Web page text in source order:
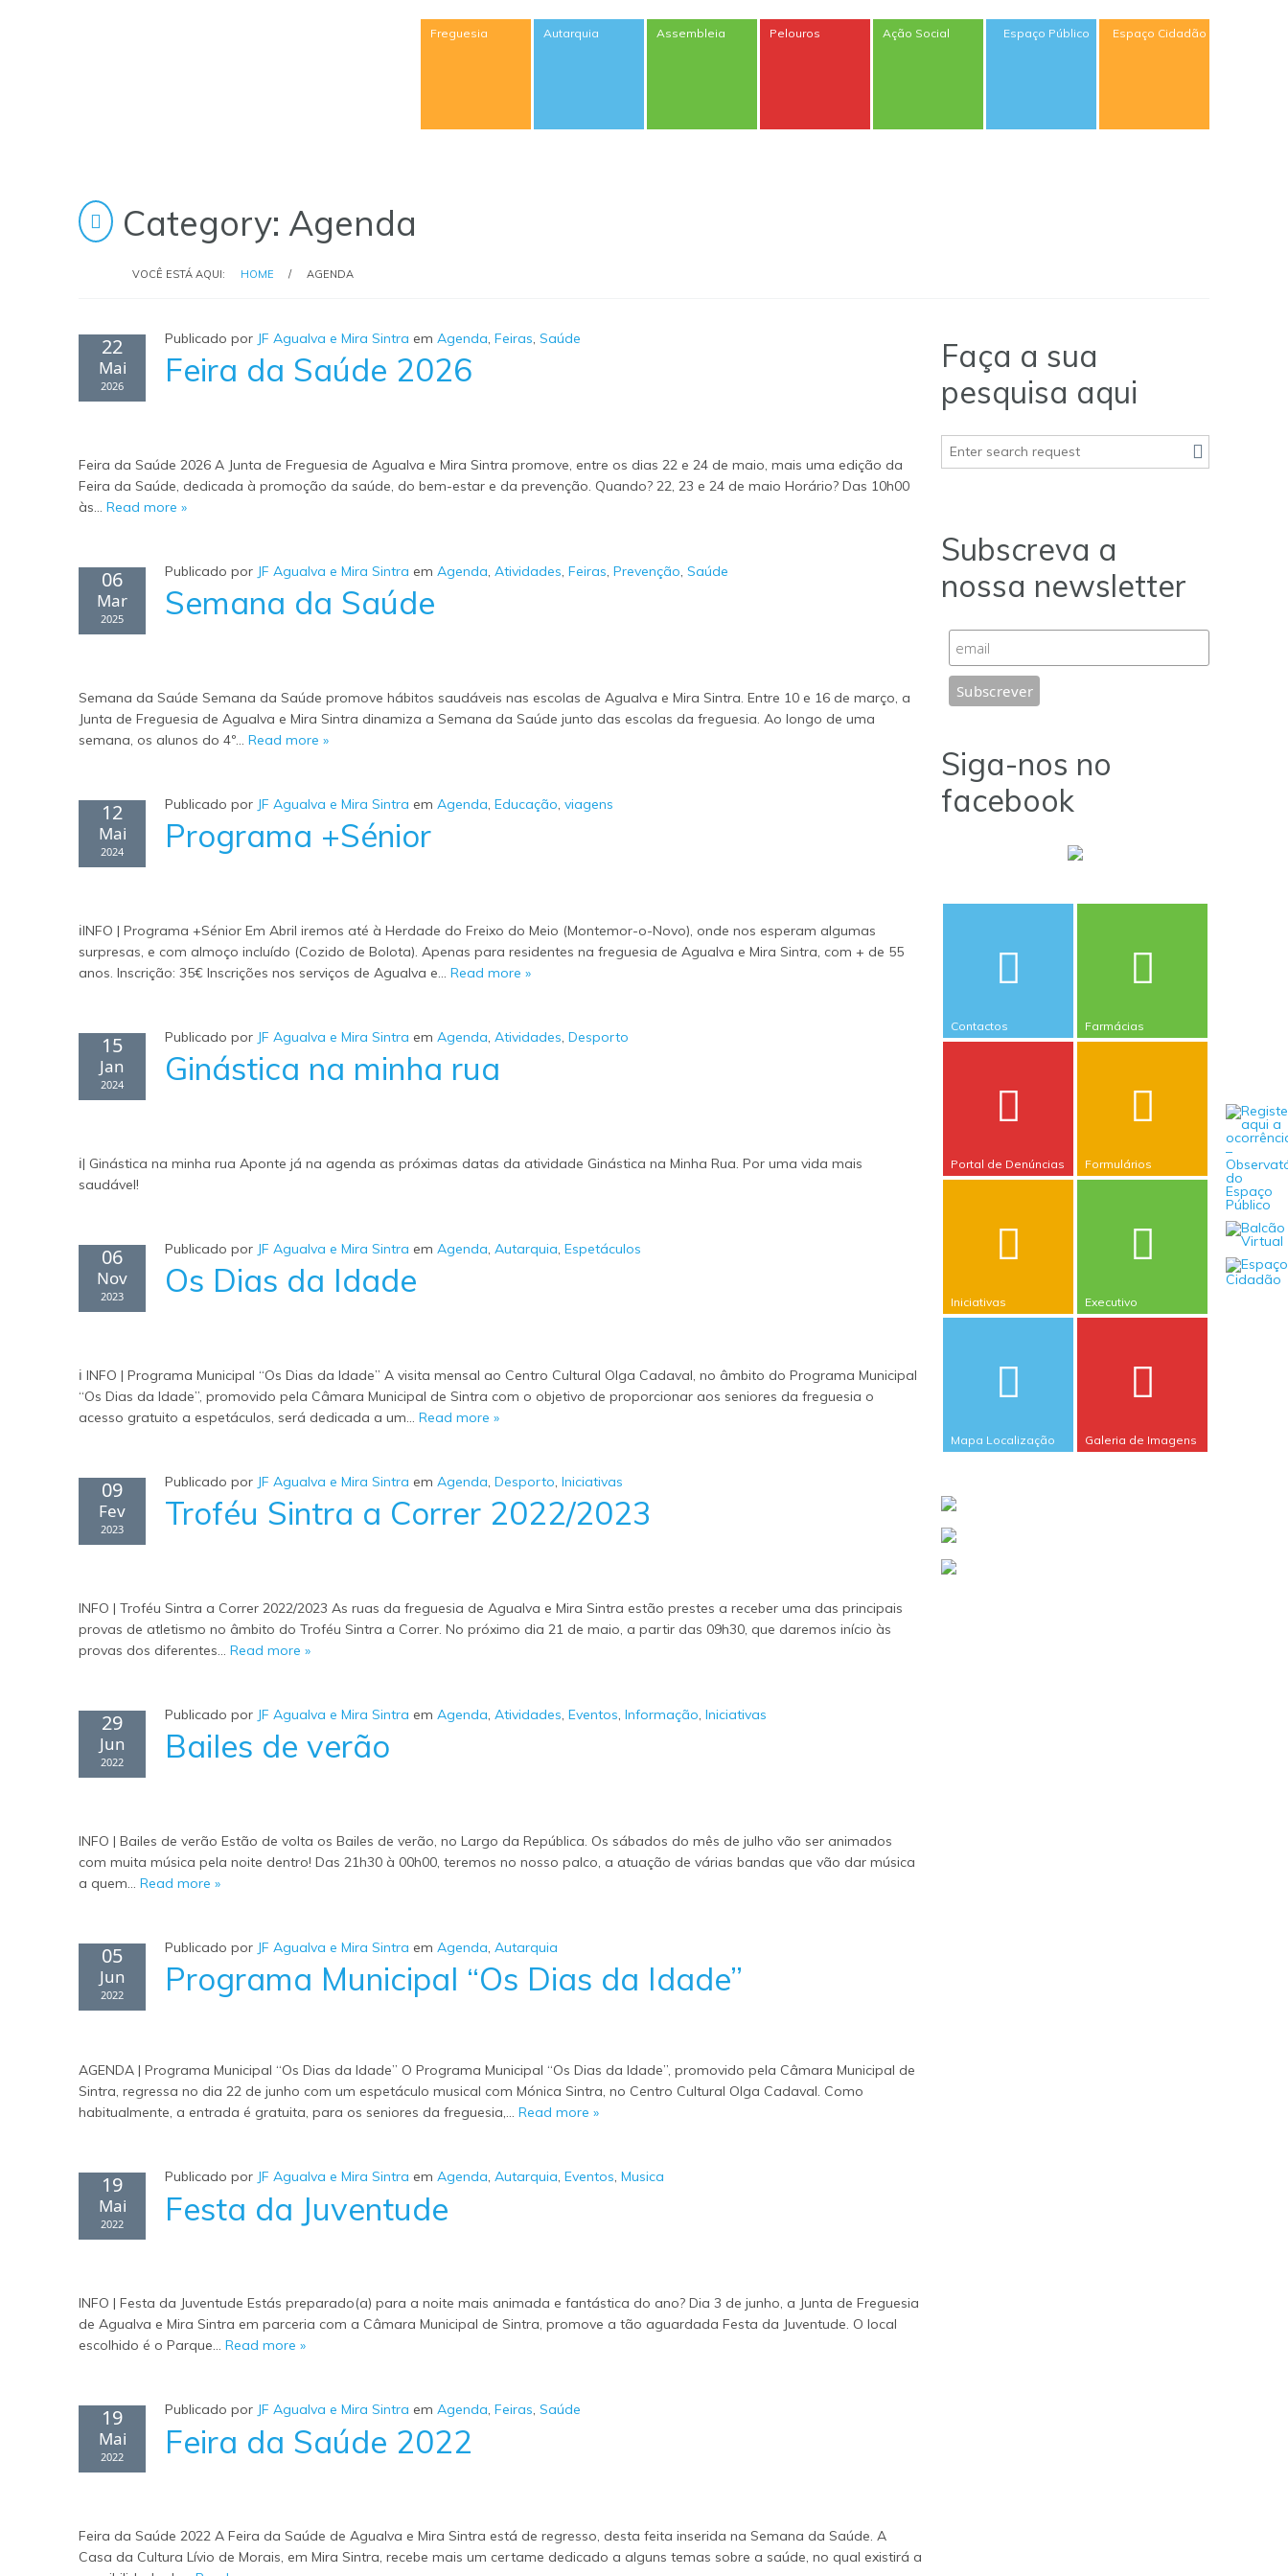
Freguesia Autarquia Assembleia Pelouros Ação Social Espaço Público Espaço Cidadão
Category: Agenda
VOCÊ ESTÁ AQUI: HOME / AGENDA
22
Mai
2026
Publicado por JF Agualva e Mira Sintra em Agenda, Feiras, Saúde
Feira da Saúde 2026
Feira da Saúde 2026 A Junta de Freguesia de Agualva e Mira Sintra promove, entre os dias 22 e 24 de maio, mais uma edição da
Feira da Saúde, dedicada à promoção da saúde, do bem-estar e da prevenção. Quando? 22, 23 e 24 de maio Horário? Das 10h00
às… Read more »
06
Mar
2025
Publicado por JF Agualva e Mira Sintra em Agenda, Atividades, Feiras, Prevenção, Saúde
Semana da Saúde
Semana da Saúde Semana da Saúde promove hábitos saudáveis nas escolas de Agualva e Mira Sintra. Entre 10 e 16 de março, a
Junta de Freguesia de Agualva e Mira Sintra dinamiza a Semana da Saúde junto das escolas da freguesia. Ao longo de uma
semana, os alunos do 4º… Read more »
12
Mai
2024
Publicado por JF Agualva e Mira Sintra em Agenda, Educação, viagens
Programa +Sénior
ℹINFO | Programa +Sénior Em Abril iremos até à Herdade do Freixo do Meio (Montemor-o-Novo), onde nos esperam algumas
surpresas, e com almoço incluído (Cozido de Bolota). Apenas para residentes na freguesia de Agualva e Mira Sintra, com + de 55
anos. Inscrição: 35€ Inscrições nos serviços de Agualva e… Read more »
15
Jan
2024
Publicado por JF Agualva e Mira Sintra em Agenda, Atividades, Desporto
Ginástica na minha rua
ℹ| Ginástica na minha rua Aponte já na agenda as próximas datas da atividade Ginástica na Minha Rua. Por uma vida mais
saudável!
06
Nov
2023
Publicado por JF Agualva e Mira Sintra em Agenda, Autarquia, Espetáculos
Os Dias da Idade
ℹ INFO | Programa Municipal “Os Dias da Idade” A visita mensal ao Centro Cultural Olga Cadaval, no âmbito do Programa Municipal
“Os Dias da Idade”, promovido pela Câmara Municipal de Sintra com o objetivo de proporcionar aos seniores da freguesia o
acesso gratuito a espetáculos, será dedicada a um… Read more »
09
Fev
2023
Publicado por JF Agualva e Mira Sintra em Agenda, Desporto, Iniciativas
Troféu Sintra a Correr 2022/2023
INFO | Troféu Sintra a Correr 2022/2023 As ruas da freguesia de Agualva e Mira Sintra estão prestes a receber uma das principais
provas de atletismo no âmbito do Troféu Sintra a Correr. No próximo dia 21 de maio, a partir das 09h30, que daremos início às
provas dos diferentes… Read more »
29
Jun
2022
Publicado por JF Agualva e Mira Sintra em Agenda, Atividades, Eventos, Informação, Iniciativas
Bailes de verão
INFO | Bailes de verão Estão de volta os Bailes de verão, no Largo da República. Os sábados do mês de julho vão ser animados
com muita música pela noite dentro! Das 21h30 à 00h00, teremos no nosso palco, a atuação de várias bandas que vão dar música
a quem… Read more »
05
Jun
2022
Publicado por JF Agualva e Mira Sintra em Agenda, Autarquia
Programa Municipal “Os Dias da Idade”
AGENDA | Programa Municipal “Os Dias da Idade” O Programa Municipal “Os Dias da Idade”, promovido pela Câmara Municipal de
Sintra, regressa no dia 22 de junho com um espetáculo musical com Mónica Sintra, no Centro Cultural Olga Cadaval. Como
habitualmente, a entrada é gratuita, para os seniores da freguesia,… Read more »
19
Mai
2022
Publicado por JF Agualva e Mira Sintra em Agenda, Autarquia, Eventos, Musica
Festa da Juventude
INFO | Festa da Juventude Estás preparado(a) para a noite mais animada e fantástica do ano? Dia 3 de junho, a Junta de Freguesia
de Agualva e Mira Sintra em parceria com a Câmara Municipal de Sintra, promove a tão aguardada Festa da Juventude. O local
escolhido é o Parque… Read more »
19
Mai
2022
Publicado por JF Agualva e Mira Sintra em Agenda, Feiras, Saúde
Feira da Saúde 2022
Feira da Saúde 2022 A Feira da Saúde de Agualva e Mira Sintra está de regresso, desta feita inserida na Semana da Saúde. A
Casa da Cultura Lívio de Morais, em Mira Sintra, recebe mais um certame dedicado a alguns temas sobre a saúde, no qual existirá a
Faça a sua
pesquisa aqui
Subscreva a
nossa newsletter
Siga-nos no
facebook
Contactos Farmácias
Portal de Denúncias Formulários
Iniciativas Executivo
Mapa Localização Galeria de Imagens